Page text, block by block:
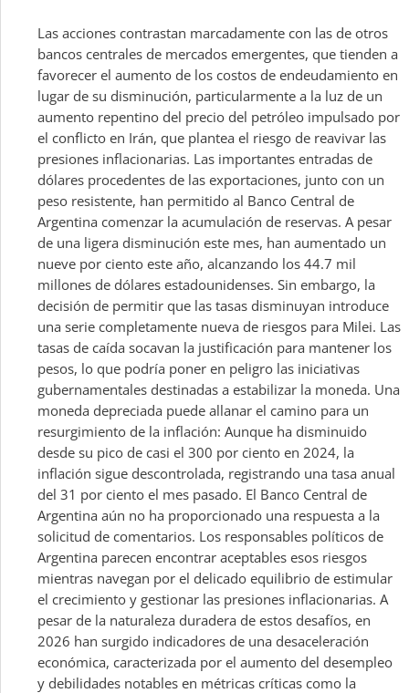
Las acciones contrastan marcadamente con las de otros
bancos centrales de mercados emergentes, que tienden a
favorecer el aumento de los costos de endeudamiento en
lugar de su disminución, particularmente a la luz de un
aumento repentino del precio del petróleo impulsado por
el conflicto en Irán, que plantea el riesgo de reavivar las
presiones inflacionarias. Las importantes entradas de
dólares procedentes de las exportaciones, junto con un
peso resistente, han permitido al Banco Central de
Argentina comenzar la acumulación de reservas. A pesar
de una ligera disminución este mes, han aumentado un
nueve por ciento este año, alcanzando los 44.7 mil
millones de dólares estadounidenses. Sin embargo, la
decisión de permitir que las tasas disminuyan introduce
una serie completamente nueva de riesgos para Milei. Las
tasas de caída socavan la justificación para mantener los
pesos, lo que podría poner en peligro las iniciativas
gubernamentales destinadas a estabilizar la moneda. Una
moneda depreciada puede allanar el camino para un
resurgimiento de la inflación: Aunque ha disminuido
desde su pico de casi el 300 por ciento en 2024, la
inflación sigue descontrolada, registrando una tasa anual
del 31 por ciento el mes pasado. El Banco Central de
Argentina aún no ha proporcionado una respuesta a la
solicitud de comentarios. Los responsables políticos de
Argentina parecen encontrar aceptables esos riesgos
mientras navegan por el delicado equilibrio de estimular
el crecimiento y gestionar las presiones inflacionarias. A
pesar de la naturaleza duradera de estos desafíos, en
2026 han surgido indicadores de una desaceleración
económica, caracterizada por el aumento del desempleo
y debilidades notables en métricas críticas como la